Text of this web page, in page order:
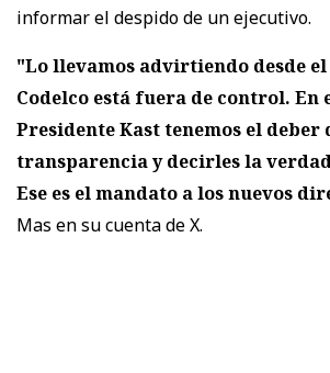
informar el despido de un ejecutivo.
"Lo llevamos advirtiendo desde el
Codelco está fuera de control. En
Presidente Kast tenemos el
transparencia y decirles la
Ese es el mandato a los nuevos
Mas en su cuenta de X.